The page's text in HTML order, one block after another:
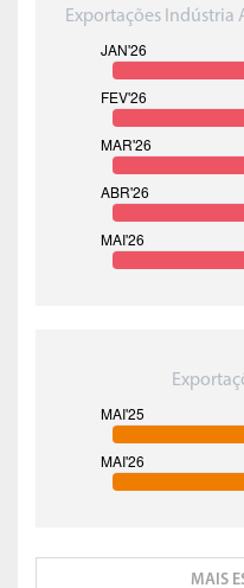
Exportações Indústria
MAIS